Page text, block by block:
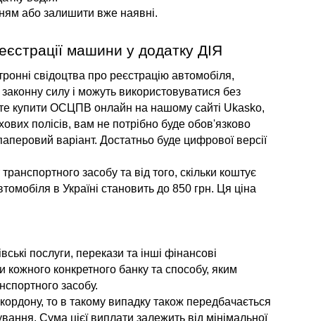
або залишити вже наявні.
машини у додатку ДІЯ
свідоцтва про реєстрацію автомобіля,
силу і можуть використовуватися без
купити ОСЦПВ онлайн на нашому сайті Ukasko,
полісів, вам не потрібно буде обов'язково
варіант. Достатньо буде цифрової версії
засобу та від того, скільки коштує
в Україні становить до 850 грн. Ця ціна
послуги, перекази та інші фінансові
конкретного банку та способу, яким
засобу.
то в такому випадку також передбачається
Сума цієї виплати залежить від мінімальної